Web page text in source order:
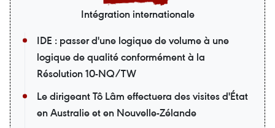
Intégration internationale
IDE : passer d'une logique de volume à une
logique de qualité conformément à la
Résolution 10-NQ/TW
Le dirigeant Tô Lâm effectuera des visites d'État
en Australie et en Nouvelle-Zélande